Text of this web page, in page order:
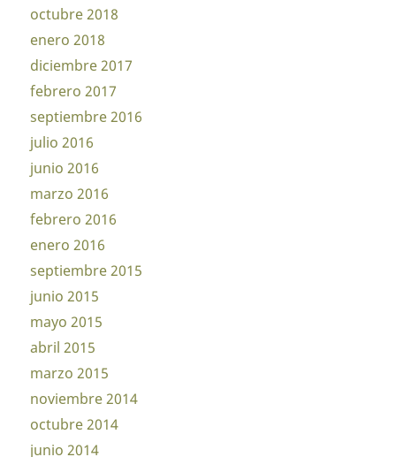
octubre 2018
enero 2018
diciembre 2017
febrero 2017
septiembre 2016
julio 2016
junio 2016
marzo 2016
febrero 2016
enero 2016
septiembre 2015
junio 2015
mayo 2015
abril 2015
marzo 2015
noviembre 2014
octubre 2014
junio 2014